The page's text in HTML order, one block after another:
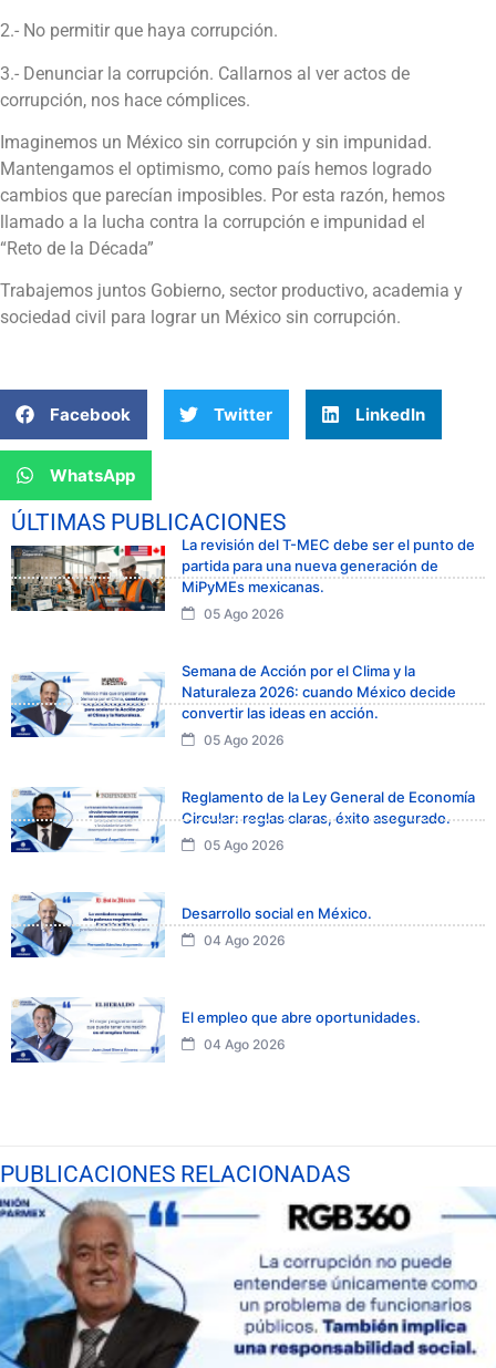
2.- No permitir que haya corrupción.
3.- Denunciar la corrupción. Callarnos al ver actos de
corrupción, nos hace cómplices.
Imaginemos un México sin corrupción y sin impunidad.
Mantengamos el optimismo, como país hemos logrado
cambios que parecían imposibles. Por esta razón, hemos
llamado a la lucha contra la corrupción e impunidad el
“Reto de la Década”
Trabajemos juntos Gobierno, sector productivo, academia y
sociedad civil para lograr un México sin corrupción.
Facebook Twitter LinkedIn
WhatsApp
ÚLTIMAS PUBLICACIONES
La revisión del T-MEC debe ser el punto de
partida para una nueva generación de
MiPyMEs mexicanas.
05 Ago 2026
Semana de Acción por el Clima y la
Naturaleza 2026: cuando México decide
convertir las ideas en acción.
05 Ago 2026
Reglamento de la Ley General de Economía
Circular: reglas claras, éxito asegurado.
05 Ago 2026
Desarrollo social en México.
04 Ago 2026
El empleo que abre oportunidades.
04 Ago 2026
PUBLICACIONES RELACIONADAS